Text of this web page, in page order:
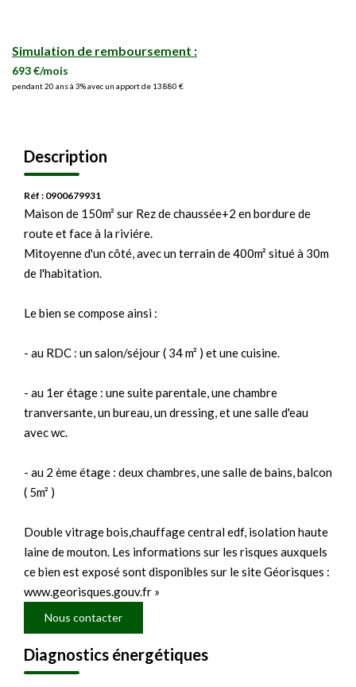
Simulation de remboursement :
693 €/mois
pendant 20 ans à 3% avec un apport de 13 880 €
Description
Réf : 0900679931
Maison de 150m² sur Rez de chaussée+2 en bordure de
route et face à la riviére.
Mitoyenne d'un côté, avec un terrain de 400m² situé à 30m
de l'habitation.
Le bien se compose ainsi :
- au RDC : un salon/séjour ( 34 m² ) et une cuisine.
- au 1er étage : une suite parentale, une chambre
tranversante, un bureau, un dressing, et une salle d'eau
avec wc.
- au 2 ème étage : deux chambres, une salle de bains, balcon
( 5m² )
Double vitrage bois,chauffage central edf, isolation haute
laine de mouton. Les informations sur les risques auxquels
ce bien est exposé sont disponibles sur le site Géorisques :
www.georisques.gouv.fr »
Nous contacter
Diagnostics énergétiques